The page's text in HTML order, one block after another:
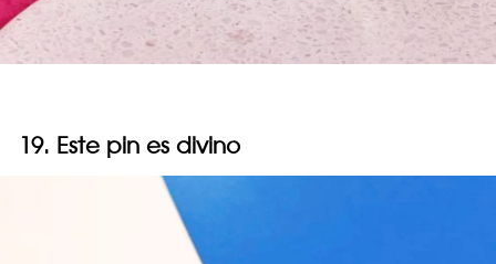
19. Este pin es divino